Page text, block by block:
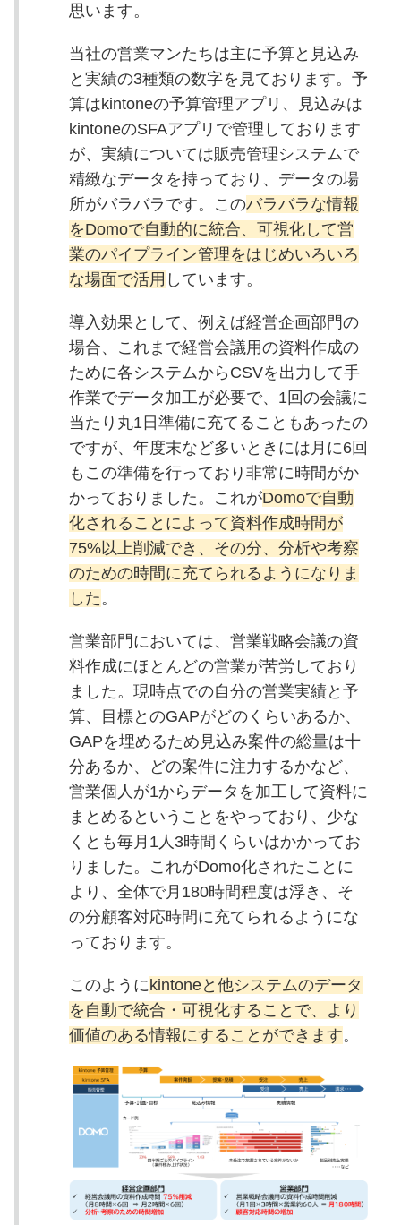
思います。
当社の営業マンたちは主に予算と見込み
と実績の3種類の数字を見ております。予
算はkintoneの予算管理アプリ、見込みは
kintoneのSFAアプリで管理しております
が、実績については販売管理システムで
精緻なデータを持っており、データの場
所がバラバラです。このバラバラな情報
をDomoで自動的に統合、可視化して営
業のパイプライン管理をはじめいろいろ
な場面で活用 しています。
導入効果として、例えば経営企画部門の
場合、これまで経営会議用の資料作成の
ために各システムからCSVを出力して手
作業でデータ加工が必要で、1回の会議に
当たり丸1日準備に充てることもあったの
ですが、年度末など多いときには月に6回
もこの準備を行っており非常に時間がか
かっておりました。これがDomoで自動
化されることによって資料作成時間が
75%以上削減でき、その分、分析や考察
のための時間に充てられるようになりま
した 。
営業部門においては、営業戦略会議の資
料作成にほとんどの営業が苦労しており
ました。現時点での自分の営業実績と予
算、目標とのGAPがどのくらいあるか、
GAPを埋めるため見込み案件の総量は十
分あるか、どの案件に注力するかなど、
営業個人が1からデータを加工して資料に
まとめるということをやっており、少な
くとも毎月1人3時間くらいはかかってお
りました。これがDomo化されたことに
より、全体で月180時間程度は浮き、そ
の分顧客対応時間に充てられるようにな
っております。
このようにkintoneと他システムのデータ
を自動で統合・可視化することで、より
価値のある情報にすることができます。